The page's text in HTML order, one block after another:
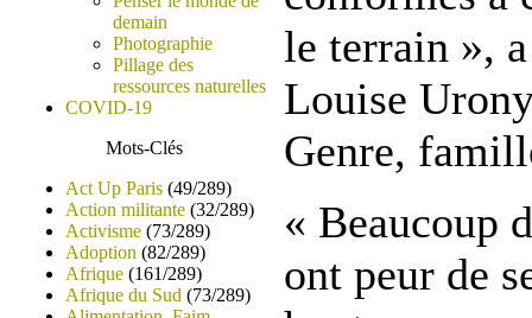
demain
Photographie
Pillage des
ressources naturelles
COVID-19
Mots-Clés
Act Up Paris (49/289)
Action militante (32/289)
Activisme (73/289)
Adoption (82/289)
Afrique (161/289)
Afrique du Sud (73/289)
le terrain »,
Louise
Genre,
« Beaucoup
ont peur de